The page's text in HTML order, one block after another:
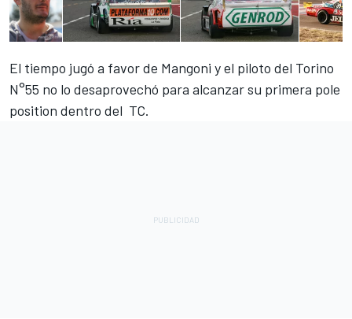
El tiempo jugó a favor de Mangoni y el piloto del Torino
N°55 no lo desaprovechó para alcanzar su primera pole
position dentro del TC.